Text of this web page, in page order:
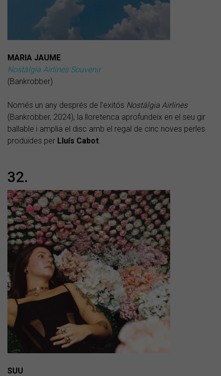
MARIA JAUME
Nostàlgia Airlines Souvenir
(Bankrobber)
Només un any després de l’exitós Nostàlgia Airlines
(Bankrobber, 2024), la lloretenca aprofundeix en el seu gir
ballable i amplia el disc amb el regal de cinc noves perles
produïdes per Lluís Cabot
32.
SUU